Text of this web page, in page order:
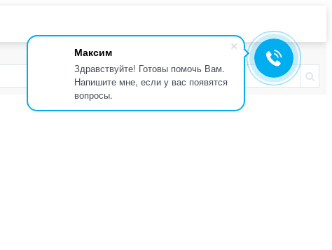
Максим
Здравствуйте! Готовы помочь Вам.
Напишите мне, если у вас появятся
вопросы.